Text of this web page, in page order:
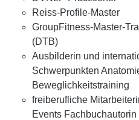
Reiss-Profile-Master
GroupFitness-Master-
(DTB)
Ausbilderin und
Schwerpunkten
Beweglichkeitstraining
freiberufliche
Events